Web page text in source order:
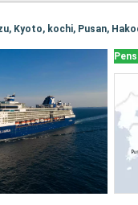
Kyoto, kochi, Pusan,